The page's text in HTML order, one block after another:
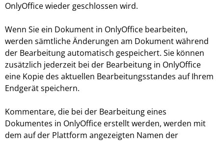
OnlyOffice wieder geschlossen wird.
Wenn Sie ein Dokument in OnlyOffice bearbeiten,
werden sämtliche Änderungen am Dokument während
der Bearbeitung automatisch gespeichert. Sie können
zusätzlich jederzeit bei der Bearbeitung in OnlyOffice
eine Kopie des aktuellen Bearbeitungsstandes auf Ihrem
Endgerät speichern.
Kommentare, die bei der Bearbeitung eines
Dokumentes in OnlyOffice erstellt werden, werden mit
dem auf der Plattform angezeigten Namen der